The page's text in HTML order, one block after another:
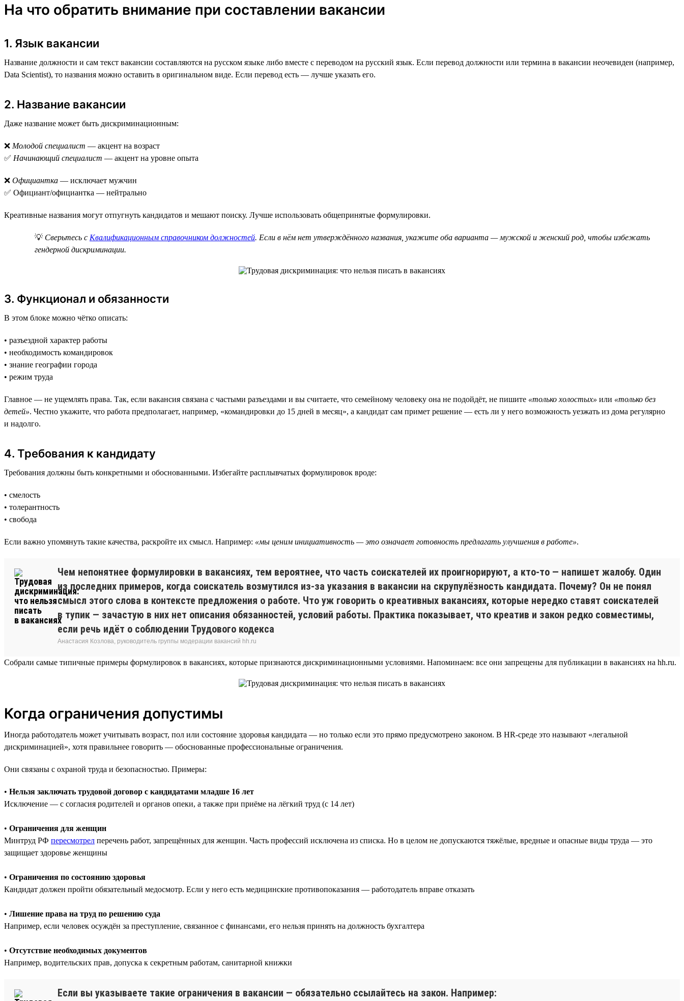
На что обратить внимание при составлении вакансии
1. Язык вакансии
Название должности и сам текст вакансии составляются на русском языке либо вместе с переводом на русский язык. Если перевод должности или термина в вакансии неочевиден (например,
Data Scientist), то названия можно оставить в оригинальном виде. Если перевод есть — лучше указать его.
2. Название вакансии
Даже название может быть дискриминационным:
❌ Молодой специалист — акцент на возраст
✅ Начинающий специалист — акцент на уровне опыта
❌ Официантка — исключает мужчин
✅ Официант/официантка — нейтрально
Креативные названия могут отпугнуть кандидатов и мешают поиску. Лучше использовать общепринятые формулировки.
💡 Сверьтесь с Квалификационным справочником должностей. Если в нём нет утверждённого названия, укажите оба варианта — мужской и женский род, чтобы избежать
гендерной дискриминации.
3. Функционал и обязанности
В этом блоке можно чётко описать:
• разъездной характер работы
• необходимость командировок
• знание географии города
• режим труда
Главное — не ущемлять права. Так, если вакансия связана с частыми разъездами и вы считаете, что семейному человеку она не подойдёт, не пишите «только холостых» или «только без
детей». Честно укажите, что работа предполагает, например, «командировки до 15 дней в месяц», а кандидат сам примет решение — есть ли у него возможность уезжать из дома регулярно
и надолго.
4. Требования к кандидату
Требования должны быть конкретными и обоснованными. Избегайте расплывчатых формулировок вроде:
• смелость
• толерантность
• свобода
Если важно упомянуть такие качества, раскройте их смысл. Например: «мы ценим инициативность — это означает готовность предлагать улучшения в работе».
Чем непонятнее формулировки в вакансиях, тем вероятнее, что часть соискателей их проигнорируют, а кто-то — напишет жалобу. Один
из последних примеров, когда соискатель возмутился из-за указания в вакансии на скрупулёзность кандидата. Почему? Он не понял
смысл этого слова в контексте предложения о работе. Что уж говорить о креативных вакансиях, которые нередко ставят соискателей
в тупик — зачастую в них нет описания обязанностей, условий работы. Практика показывает, что креатив и закон редко совместимы,
если речь идёт о соблюдении Трудового кодекса
Анастасия Козлова, руководитель группы модерации вакансий hh.ru
Собрали самые типичные примеры формулировок в вакансиях, которые признаются дискриминационными условиями. Напоминаем: все они запрещены для публикации в вакансиях на hh.ru.
Когда ограничения допустимы
Иногда работодатель может учитывать возраст, пол или состояние здоровья кандидата — но только если это прямо предусмотрено законом. В HR-среде это называют «легальной
дискриминацией», хотя правильнее говорить — обоснованные профессиональные ограничения.
Они связаны с охраной труда и безопасностью. Примеры:
• Нельзя заключать трудовой договор с кандидатами младше 16 лет
Исключение — с согласия родителей и органов опеки, а также при приёме на лёгкий труд (с 14 лет)
• Ограничения для женщин
Минтруд РФ пересмотрел перечень работ, запрещённых для женщин. Часть профессий исключена из списка. Но в целом не допускаются тяжёлые, вредные и опасные виды труда — это
защищает здоровье женщины
• Ограничения по состоянию здоровья
Кандидат должен пройти обязательный медосмотр. Если у него есть медицинские противопоказания — работодатель вправе отказать
• Лишение права на труд по решению суда
Например, если человек осуждён за преступление, связанное с финансами, его нельзя принять на должность бухгалтера
• Отсутствие необходимых документов
Например, водительских прав, допуска к секретным работам, санитарной книжки
Если вы указываете такие ограничения в вакансии — обязательно ссылайтесь на закон. Например: